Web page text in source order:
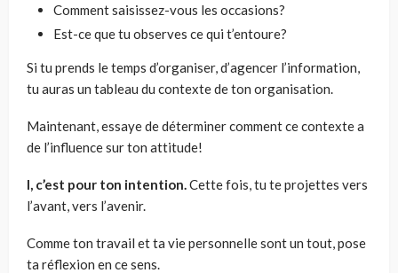
Comment saisissez-vous les occasions?
Est-ce que tu observes ce qui t’entoure?
Si tu prends le temps d’organiser, d’agencer l’information,
tu auras un tableau du contexte de ton organisation.
Maintenant, essaye de déterminer comment ce contexte a
de l’influence sur ton attitude!
I, c’est pour ton intention. Cette fois, tu te projettes vers
l’avant, vers l’avenir.
Comme ton travail et ta vie personnelle sont un tout, pose
ta réflexion en ce sens.